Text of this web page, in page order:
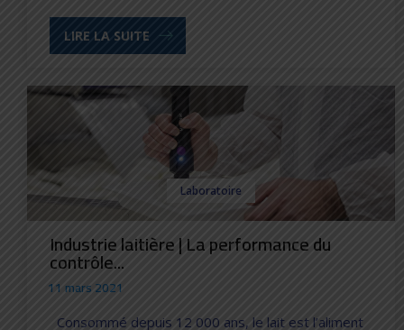
LIRE LA SUITE
Laboratoire
Industrie laitière | La performance du
contrôle...
11 mars 2021
Consommé depuis 12 000 ans, le lait est l’aliment